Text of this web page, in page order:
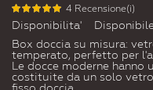
4 Recensione(i)
Disponibilita'
Box doccia su misura:
temperato, perfetto per
Le docce moderne hanno
costituite da un solo